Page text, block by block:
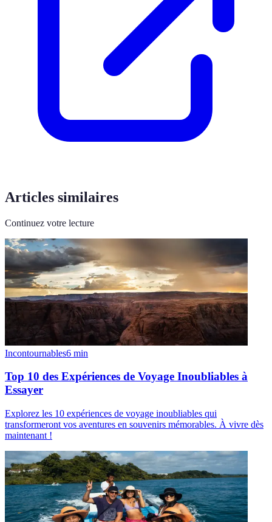
Articles similaires
Continuez votre lecture
Incontournables6 min
Top 10 des Expériences de Voyage Inoubliables à
Essayer
Explorez les 10 expériences de voyage inoubliables qui
transformeront vos aventures en souvenirs mémorables. À vivre dès
maintenant !